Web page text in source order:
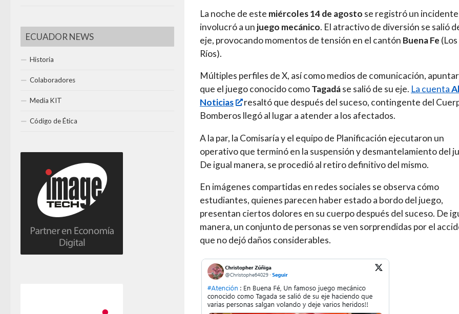
La noche de este miércoles 14 de agosto se registró un
involucró a un juego mecánico. El atractivo de diversión se salió
eje, provocando momentos de tensión en el cantón Buena Fe (Los
Ríos).
Múltiples perfiles de X, así como medios de comunicación,
que el juego conocido comoTagadáse salió de su eje. La cuenta
Noticias
resaltó que después del suceso, contingente del
Bomberos llegó al lugar a atender a los afectados.
A la par, la Comisaría y el equipo de Planificación ejecutaron un
operativo que terminó en la suspensión y desmantelamiento del
De igual manera, se procedió al retiro definitivo del mismo.
En imágenes compartidas en redes sociales se observa cómo
estudiantes, quienes parecen haber estado a bordo del juego,
presentan ciertos dolores en su cuerpo después del suceso. De
manera, un conjunto de personas se ven sorprendidas por el
que no dejó daños considerables.
ECUADOR NEWS
Historia
Colaboradores
Media KIT
Código de Ética